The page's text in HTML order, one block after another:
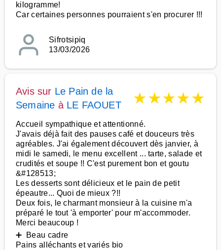
kilogramme!
Car certaines personnes pourraient s'en procurer !!!
Sifrotsipiq
13/03/2026
Avis sur Le Pain de la
Semaine à LE FAOUET ★★★★★
Accueil sympathique et attentionné.
J'avais déjà fait des pauses café et douceurs très
agréables. J'ai également découvert dès janvier, à
midi le samedi, le menu excellent ... tarte, salade et
crudités et soupe !! C'est purement bon et goutu
&#128513;
Les desserts sont délicieux et le pain de petit
épeautre... Quoi de mieux ?!!
Deux fois, le charmant monsieur à la cuisine m'a
préparé le tout 'à emporter' pour m'accommoder.
Merci beaucoup !
➕ Beau cadre
Pains alléchants et variés bio